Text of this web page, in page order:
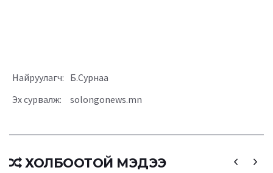
Найруулагч: Б.Сурнаа
Эх сурвалж:
solongonews.mn
ХОЛБООТОЙ МЭДЭЭ